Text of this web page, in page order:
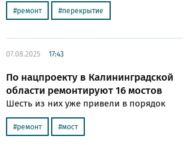
ремонт перекрытие
07.08.2025 17:43
По нацпроекту в Калининградской
области ремонтируют 16 мостов
Шесть из них уже привели в порядок
ремонт мост